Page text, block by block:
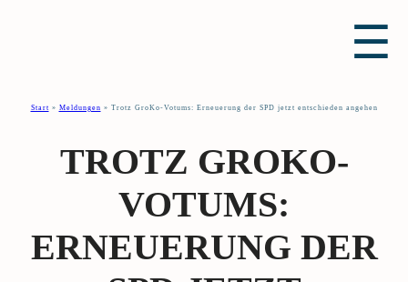
☰
Start » Meldungen » Trotz GroKo-Votums: Erneuerung der SPD jetzt entschieden angehen
TROTZ GROKO-
VOTUMS:
ERNEUERUNG DER